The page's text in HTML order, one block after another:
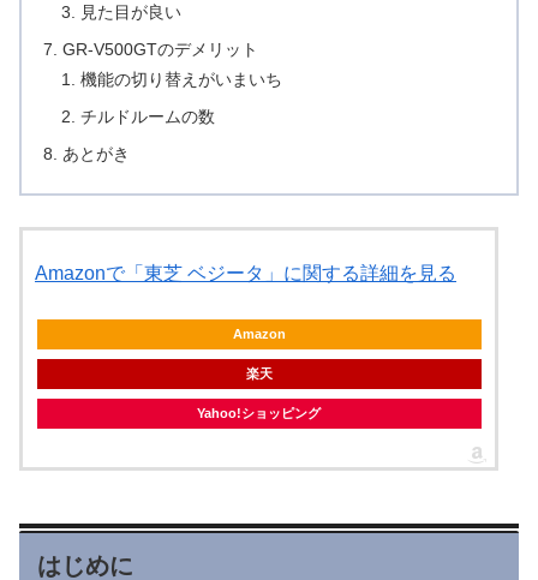
見た目が良い
GR-V500GTのデメリット
機能の切り替えがいまいち
チルドルームの数
あとがき
Amazonで「東芝 ベジータ」に関する詳細を見る
Amazon
楽天
Yahoo!ショッピング
はじめに